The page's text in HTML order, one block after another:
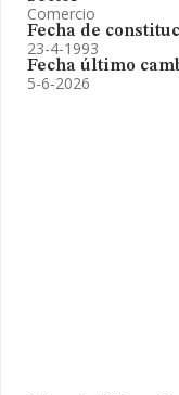
Comercio
Fecha de
23-4-1993
Fecha último
5-6-2026